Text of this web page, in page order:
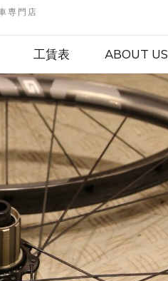
専門店
工賃表 ABOUT US